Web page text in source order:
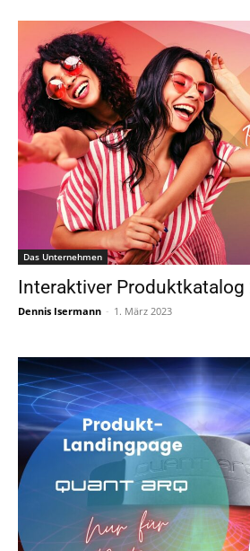
Das Unternehmen
Interaktiver Produktkatalog
Dennis Isermann - 1. März 2023